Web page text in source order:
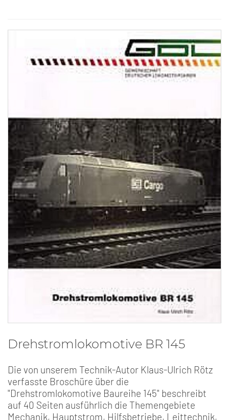
Drehstromlokomotive BR 145
Die von unserem Technik-Autor Klaus-Ulrich Rötz
verfasste Broschüre über die
"Drehstromlokomotive Baureihe 145" beschreibt
auf 40 Seiten ausführlich die Themengebiete
Mechanik, Hauptstrom, Hilfsbetriebe, Leittechnik,